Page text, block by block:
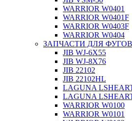
WARRIOR W0401
WARRIOR W0401F
WARRIOR W0403F
WARRIOR W0404
ЗАПЧАСТИ ДЛЯ
JIB WJ-6X55
JIB WJ-8X76
JIB 22102
JIB 22102HL
LAGUNA
LAGUNA
WARRIOR W0100
WARRIOR W0101